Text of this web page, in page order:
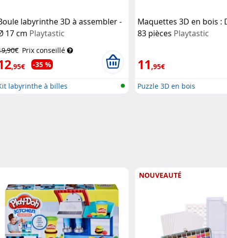
labyrinthe 3D à assembler -
17 cm Playtastic
Prix conseillé
,95€ -35 %
labyrinthe à billes
Maquettes 3D en bois :
83 pièces Playtastic
11,95€
Puzzle 3D en bois
NOUVEAUTÉ